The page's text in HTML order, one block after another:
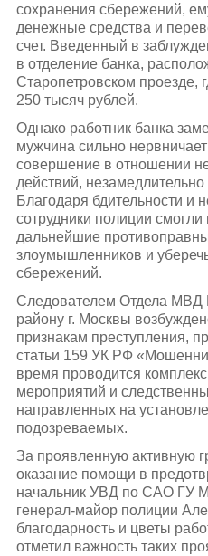
сохранения сбережений,
денежные средства и
счет. Введенный в
в отделение банка,
Старопетровском проезде,
250 тысяч рублей.
Однако работник банка
мужчина сильно
совершение в отношении
действий,
Благодаря бдительности
сотрудники полиции смогли
дальнейшие
злоумышленников и
сбережений.
Следователем Отдела МВД
району г. Москвы
признакам преступления,
статьи 159 УК РФ
время проводится
мероприятий и
направленных на
подозреваемых.
За проявленную активную
оказание помощи в
начальник УВД по САО ГУ
генерал-майор полиции
благодарность и цветы
отметил важность таких